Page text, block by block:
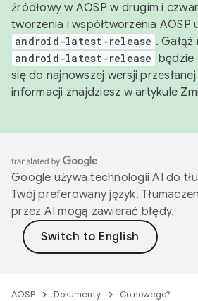
źródłowy w AOSP w drugim i
tworzenia i współtworzenia AOSP
android-latest-release .
android-latest-release będzie
się do najnowszej wersji
informacji znajdziesz w artykule
Google używa technologii AI do
Twój preferowany język.
przez AI mogą zawierać błędy.
AOSP Dokumenty Co nowego?